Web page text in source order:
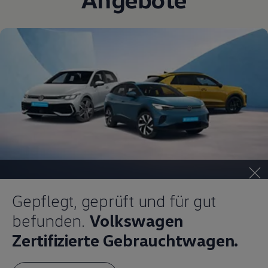
Magazin
Transport
Pannen- und Unfallhilfe
Volkswagen Kundenbetreuung
Gepflegt, geprüft und für gut
befunden. Volkswagen
Zertifizierte Gebrauchtwagen.